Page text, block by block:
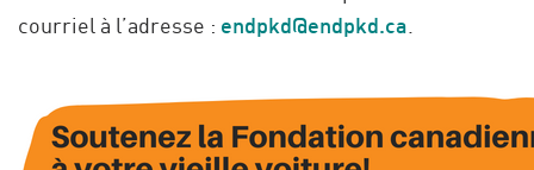
courriel à l’adresse : endpkd@endpkd.ca